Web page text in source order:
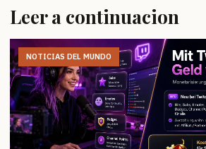
Leer a continuacion
NOTICIAS DEL MUNDO